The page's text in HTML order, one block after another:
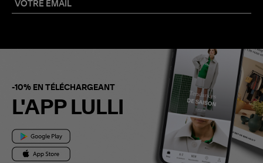
-10% EN TÉLÉCHARGEANT
L'APP LULLI